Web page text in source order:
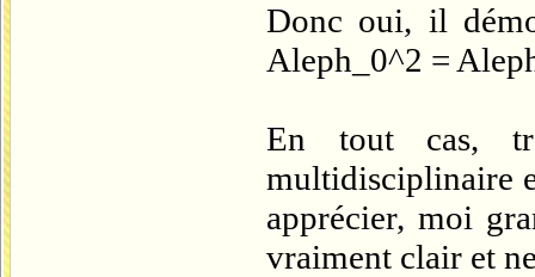
Donc oui, il
Aleph_0^2 =
En tout cas,
multidisciplinaire
apprécier, moi
vraiment clair et